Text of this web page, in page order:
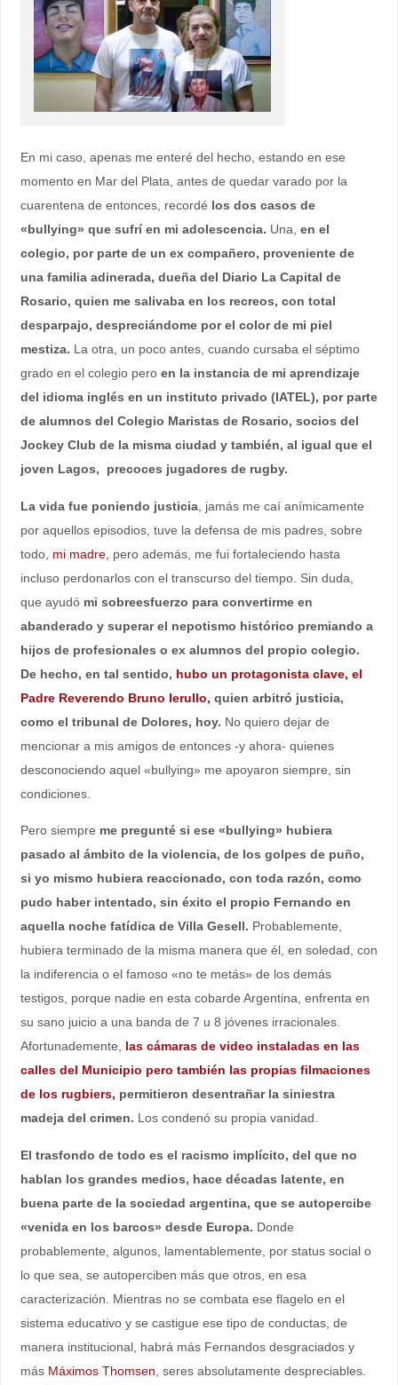
En mi caso, apenas me enteré del hecho, estando en ese
momento en Mar del Plata, antes de quedar varado por la
cuarentena de entonces, recordé los dos casos de
«bullying» que sufrí en mi adolescencia. Una, en el
colegio, por parte de un ex compañero, proveniente de
una familia adinerada, dueña del Diario La Capital de
Rosario, quien me salivaba en los recreos, con total
desparpajo, despreciándome por el color de mi piel
mestiza. La otra, un poco antes, cuando cursaba el séptimo
grado en el colegio pero en la instancia de mi aprendizaje
del idioma inglés en un instituto privado (IATEL), por parte
de alumnos del Colegio Maristas de Rosario, socios del
Jockey Club de la misma ciudad y también, al igual que el
joven Lagos, precoces jugadores de rugby.
La vida fue poniendo justicia, jamás me caí anímicamente
por aquellos episodios, tuve la defensa de mis padres, sobre
todo, mi madre, pero además, me fui fortaleciendo hasta
incluso perdonarlos con el transcurso del tiempo. Sin duda,
que ayudó mi sobreesfuerzo para convertirme en
abanderado y superar el nepotismo histórico premiando a
hijos de profesionales o ex alumnos del propio colegio.
De hecho, en tal sentido, hubo un protagonista clave, el
Padre Reverendo Bruno Ierullo, quien arbitró justicia,
como el tribunal de Dolores, hoy. No quiero dejar de
mencionar a mis amigos de entonces -y ahora- quienes
desconociendo aquel «bullying» me apoyaron siempre, sin
condiciones.
Pero siempre me pregunté si ese «bullying» hubiera
pasado al ámbito de la violencia, de los golpes de puño,
si yo mismo hubiera reaccionado, con toda razón, como
pudo haber intentado, sin éxito el propio Fernando en
aquella noche fatídica de Villa Gesell. Probablemente,
hubiera terminado de la misma manera que él, en soledad, con
la indiferencia o el famoso «no te metás» de los demás
testigos, porque nadie en esta cobarde Argentina, enfrenta en
su sano juicio a una banda de 7 u 8 jóvenes irracionales.
Afortunademente,
las cámaras de video instaladas en las
calles del Municipio pero también las propias filmaciones
de los rugbiers, permitieron desentrañar la siniestra
madeja del crimen. Los condenó su propia vanidad.
El trasfondo de todo es el racismo implícito, del que no
hablan los grandes medios, hace décadas latente, en
buena parte de la sociedad argentina, que se autopercibe
«venida en los barcos» desde Europa. Donde
probablemente, algunos, lamentablemente, por status social o
lo que sea, se autoperciben más que otros, en esa
caracterización. Mientras no se combata ese flagelo en el
sistema educativo y se castigue ese tipo de conductas, de
manera institucional, habrá más Fernandos desgraciados y
más Máximos Thomsen , seres absolutamente despreciables.